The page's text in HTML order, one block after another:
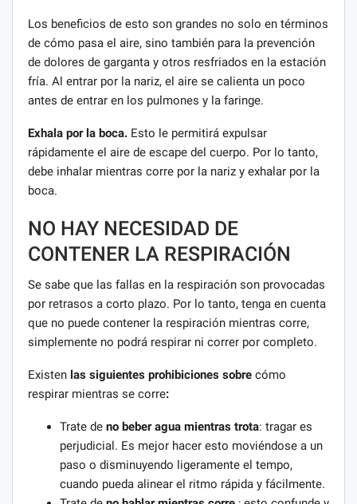
Los beneficios de esto son grandes no solo en términos
de cómo pasa el aire, sino también para la prevención
de dolores de garganta y otros resfriados en la estación
fría. Al entrar por la nariz, el aire se calienta un poco
antes de entrar en los pulmones y la faringe.
Exhala por la boca. Esto le permitirá expulsar
rápidamente el aire de escape del cuerpo. Por lo tanto,
debe inhalar mientras corre por la nariz y exhalar por la
boca.
NO HAY NECESIDAD DE
CONTENER LA RESPIRACIÓN
Se sabe que las fallas en la respiración son provocadas
por retrasos a corto plazo. Por lo tanto, tenga en cuenta
que no puede contener la respiración mientras corre,
simplemente no podrá respirar ni correr por completo.
Existen las siguientes prohibiciones sobre cómo
respirar mientras se corre:
Trate de no beber agua mientras trota: tragar es
perjudicial. Es mejor hacer esto moviéndose a un
paso o disminuyendo ligeramente el tempo,
cuando pueda alinear el ritmo rápida y fácilmente.